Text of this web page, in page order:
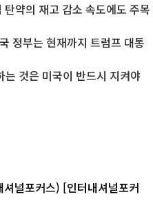
약의 재고 감소 속도에도 주목
정부는 현재까지 트럼프 대통
것은 미국이 반드시 지켜야
내셔널포커